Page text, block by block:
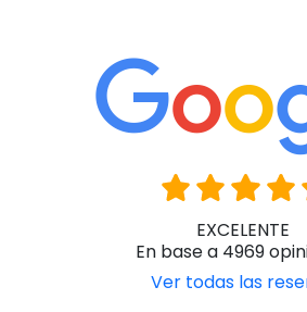
EXCELENTE
En base a 4969
Ver todas las